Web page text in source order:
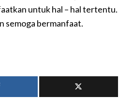
untuk hal – hal tertentu.
semoga bermanfaat.